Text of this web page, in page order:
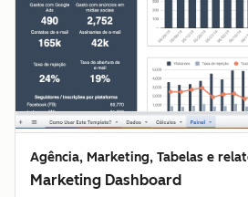
Agência, Marketing, Tabelas e
Marketing Dashboard